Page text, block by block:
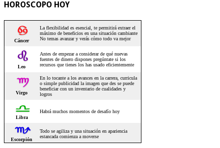
HOROSCOPO HOY